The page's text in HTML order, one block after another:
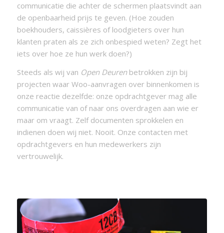
communicatie die achter de schermen plaatsvindt aan
de openbaarheid prijs te geven. (Hoe zouden
boekhouders, caissières of loodgieters over hun
klanten praten als ze zich onbespied weten? Zegt het
iets over hoe ze hun werk doen?)
Steeds als wij van Open Deurenbetrokken zijn bij
projecten waar Woo-aanvragen over binnenkomen is
onze reactie dezelfde: onze opdrachtgever mag alle
communicatie van of naar ons overdragen aan wie er
maar om vraagt. Zelf documenten sprokkelen en
indienen doen wij niet. Nooit. Onze contacten met
opdrachtgevers en hun medewerkers zijn
vertrouwelijk.